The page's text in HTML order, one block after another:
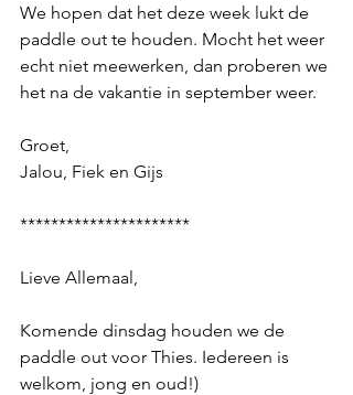
We hopen dat het deze week lukt de
paddle out te houden. Mocht het weer
echt niet meewerken, dan proberen we
het na de vakantie in september weer.
Groet,
Jalou, Fiek en Gijs
**********************
Lieve Allemaal,
Komende dinsdag houden we de
paddle out voor Thies. Iedereen is
welkom, jong en oud!)